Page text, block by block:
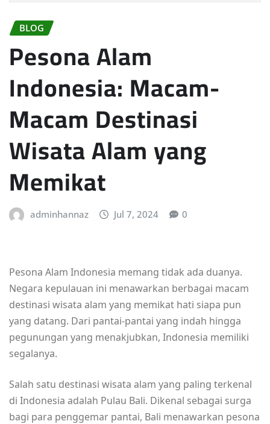
BLOG
Pesona Alam
Indonesia: Macam-
Macam Destinasi
Wisata Alam yang
Memikat
adminhannaz Jul 7, 2024 0
Pesona Alam Indonesia memang tidak ada duanya.
Negara kepulauan ini menawarkan berbagai macam
destinasi wisata alam yang memikat hati siapa pun
yang datang. Dari pantai-pantai yang indah hingga
pegunungan yang menakjubkan, Indonesia memiliki
segalanya.
Salah satu destinasi wisata alam yang paling terkenal
di Indonesia adalah Pulau Bali. Dikenal sebagai surga
bagi para penggemar pantai, Bali menawarkan pesona